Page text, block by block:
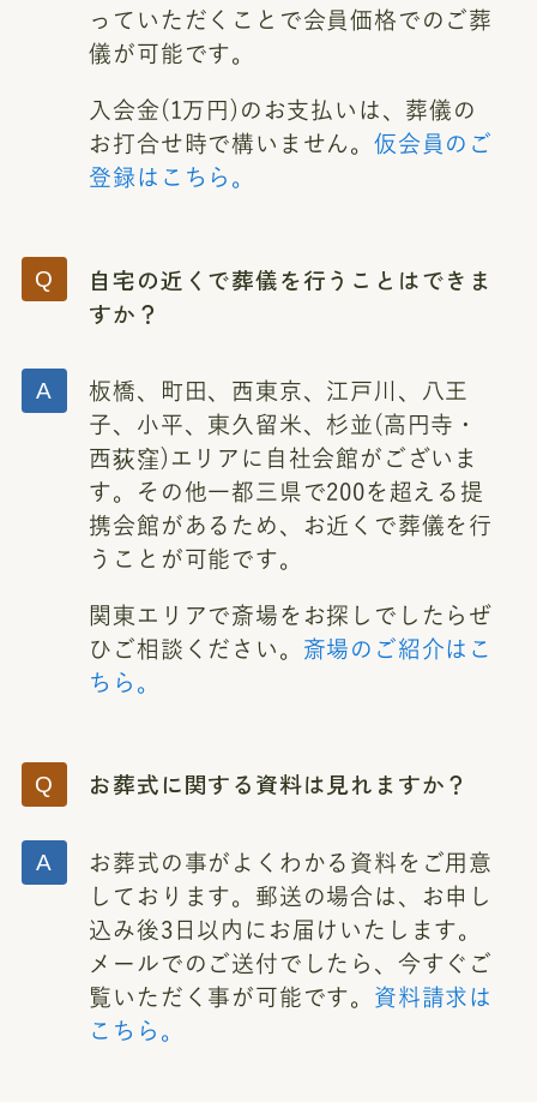
っていただくことで会員価格でのご葬
儀が可能です。
入会金(1万円)のお支払いは、葬儀の
お打合せ時で構いません。仮会員のご
登録はこちら。
自宅の近くで葬儀を行うことはできま
すか？
板橋、町田、西東京、江戸川、八王
子、小平、東久留米、杉並(高円寺・
西荻窪)エリアに自社会館がございま
す。その他一都三県で200を超える提
携会館があるため、お近くで葬儀を行
うことが可能です。
関東エリアで斎場をお探しでしたらぜ
ひご相談ください。 斎場のご紹介はこ
ちら。
お葬式に関する資料は見れますか？
お葬式の事がよくわかる資料をご用意
しております。郵送の場合は、お申し
込み後3日以内にお届けいたします。
メールでのご送付でしたら、今すぐご
覧いただく事が可能です。 資料請求は
こちら。